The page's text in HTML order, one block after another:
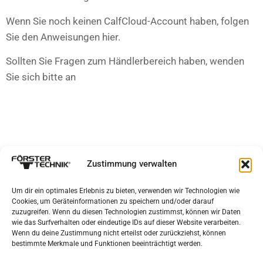
Zustimmung verwalten
Um dir ein optimales Erlebnis zu bieten, verwenden wir Technologien wie
Cookies, um Geräteinformationen zu speichern und/oder darauf
zuzugreifen. Wenn du diesen Technologien zustimmst, können wir Daten
wie das Surfverhalten oder eindeutige IDs auf dieser Website verarbeiten.
Wenn du deine Zustimmung nicht erteilst oder zurückziehst, können
bestimmte Merkmale und Funktionen beeinträchtigt werden.
Wenn Sie noch keinen CalfCloud-Account haben, folgen
Sie den Anweisungen hier.
Sollten Sie Fragen zum Händlerbereich haben, wenden
Sie sich bitte an
Barbara Müller
Leiterin Marketing
barbara.mueller@foerster-technik.de